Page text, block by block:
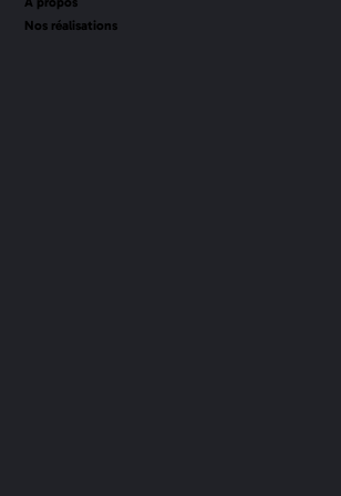
Nos réalisations